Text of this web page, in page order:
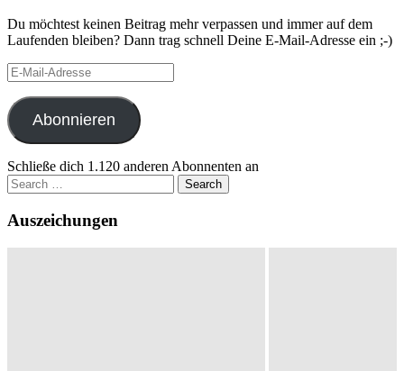
Du möchtest keinen Beitrag mehr verpassen und immer auf dem
Laufenden bleiben? Dann trag schnell Deine E-Mail-Adresse ein ;-)
E-
Mail-
Adresse
Abonnieren
Schließe dich 1.120 anderen Abonnenten an
Search
for:
Auszeichungen